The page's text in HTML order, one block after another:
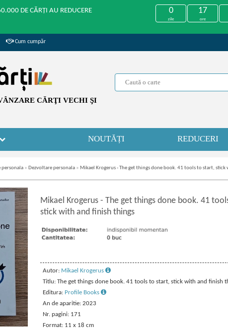
DE CĂRȚI AU REDUCERE
0
zile
17
ore
Cum cumpăr
CĂRŢI VECHI ŞI
NOUTĂȚI REDUCERI
personala » Dezvoltare personala » Mikael Krogerus - The get things done book. 41 tools to start,
Mikael Krogerus - The get things done book. 41
stick with and finish things
Autor: Mikael Krogerus
Titlu: The get things done book. 41 tools to start, stick with and finish
Editura: Profile Books
An de aparitie: 2023
Nr. pagini: 171
Format: 11 x 18 cm